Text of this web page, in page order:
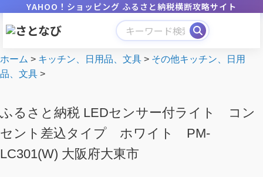
YAHOO！ショッピング ふるさと納税横断攻略サイト
ホーム > キッチン、日用品、文具 > その他キッチン、日用
品、文具 >
ふるさと納税 LEDセンサー付ライト コン
セント差込タイプ ホワイト PM-
LC301(W) 大阪府大東市